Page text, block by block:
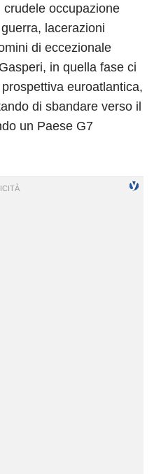
occupazione
lacerazioni
di eccezionale
in quella fase ci
euroatlantica,
di sbandare verso il
un Paese G7